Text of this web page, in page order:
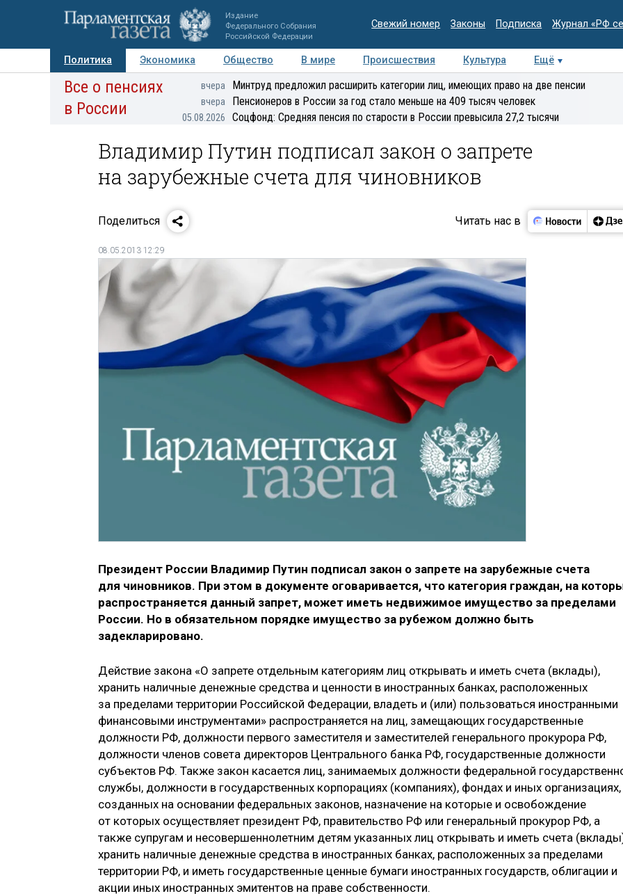
Издание
Федерального Собрания
Российской Федерации
Свежий номер Законы Подписка Журнал «РФ
Политика Экономика Общество В мире Происшествия Культура
Ещё
Авторы Персоны Мнения Регионы Медиацентр Интервью Колумнисты
Все о пенсиях
в России
вчера Минтруд предложил расширить категории лиц, имеющих право на две пенсии
вчера Пенсионеров в России за год стало меньше на 409 тысяч человек
05.08.2026 Соцфонд: Средняя пенсия по старости в России превысила 27,2 тысячи
Владимир Путин подписал закон о запрете
на зарубежные счета для чиновников
Поделиться Читать нас в
08.05.2013 12:29
Президент России Владимир Путин подписал закон о запрете на зарубежные счета
для чиновников. При этом в документе оговаривается, что категория граждан, на
распространяется данный запрет, может иметь недвижимое имущество за пределами
России. Но в обязательном порядке имущество за рубежом должно быть
задекларировано.
Действие закона «О запрете отдельным категориям лиц открывать и иметь счета (вклады),
хранить наличные денежные средства и ценности в иностранных банках, расположенных
за пределами территории Российской Федерации, владеть и (или) пользоваться иностранными
финансовыми инструментами» распространяется на лиц, замещающих государственные
должности РФ, должности первого заместителя и заместителей генерального прокурора РФ,
должности членов совета директоров Центрального банка РФ, государственные должности
субъектов РФ. Также закон касается лиц, занимаемых должности федеральной
службы, должности в государственных корпорациях (компаниях), фондах и иных организациях,
созданных на основании федеральных законов, назначение на которые и освобождение
от которых осуществляет президент РФ, правительство РФ или генеральный прокурор РФ, а
также супругам и несовершеннолетним детям указанных лиц открывать и иметь счета
хранить наличные денежные средства в иностранных банках, расположенных за пределами
территории РФ, и иметь государственные ценные бумаги иностранных государств, облигации и
акции иных иностранных эмитентов на праве собственности.